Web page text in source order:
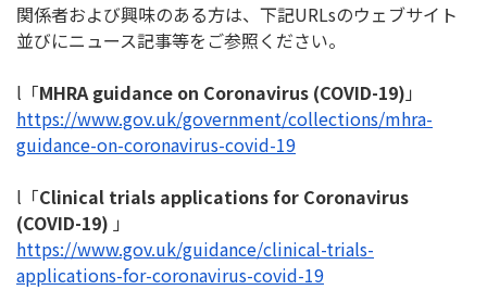
関係者および興味のある方は、下記URLsのウェブサイト
並びにニュース記事等をご参照ください。
l「MHRA guidance on Coronavirus (COVID-19) 」
https://www.gov.uk/government/collections/mhra-
guidance-on-coronavirus-covid-19
l「Clinical trials applications for Coronavirus
(COVID-19) 」
https://www.gov.uk/guidance/clinical-trials-
applications-for-coronavirus-covid-19